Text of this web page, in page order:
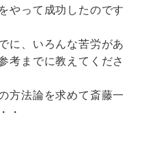
やって成功したのです
に、いろんな苦労があ
考までに教えてくださ
方法論を求めて斎藤一
・